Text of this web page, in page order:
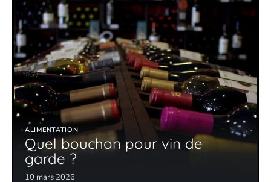
ALIMENTATION
Quel bouchon pour vin de
garde ?
10 mars 2026